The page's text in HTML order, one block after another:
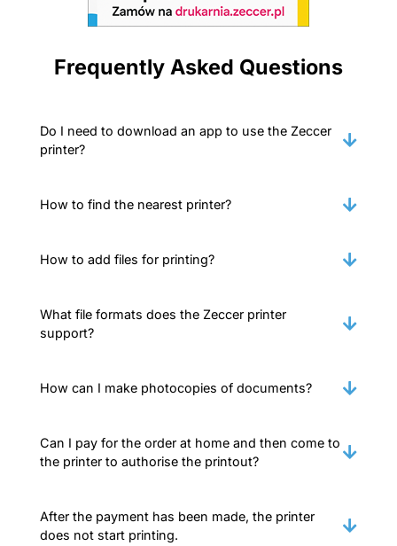
Frequently Asked Questions
Do I need to download an app to use the Zeccer
printer?
How to find the nearest printer?
How to add files for printing?
What file formats does the Zeccer printer
support?
How can I make photocopies of documents?
Can I pay for the order at home and then come to
the printer to authorise the printout?
After the payment has been made, the printer
does not start printing.